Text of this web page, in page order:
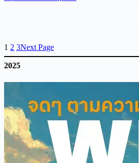
1 2 3Next Page
2025